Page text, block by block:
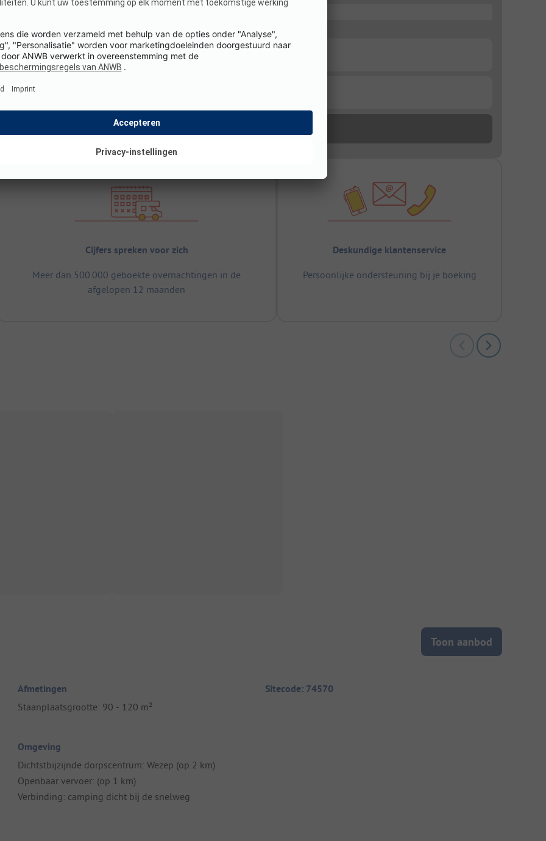
Cijfers spreken voor zich
Meer dan 500.000 geboekte overnachtingen in de
afgelopen 12 maanden
Deskundige klantenservice
Persoonlijke ondersteuning bij je boeking
Toon aanbod
Afmetingen
Staanplaatsgrootte: 90 - 120 m²
Omgeving
Dichtstbijzijnde dorpscentrum: Wezep (op 2 km)
Openbaar vervoer: (op 1 km)
Verbinding: camping dicht bij de snelweg
Sitecode: 74570